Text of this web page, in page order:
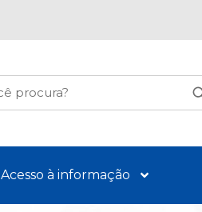
Acesso à informação